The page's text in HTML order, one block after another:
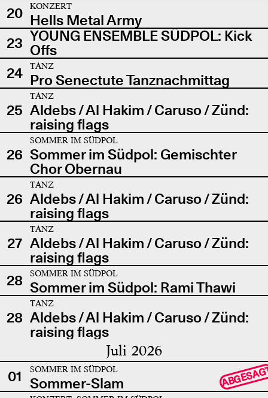
20
KONZERT
Hells Metal Army
23 YOUNG ENSEMBLE SÜDPOL: Kick
Offs
24
TANZ
Pro Senectute Tanznachmittag
25
TANZ
Aldebs / Al Hakim / Caruso / Zünd:
raising flags
26
SOMMER IM SÜDPOL
Sommer im Südpol: Gemischter
Chor Obernau
26
TANZ
Aldebs / Al Hakim / Caruso / Zünd:
raising flags
27
TANZ
Aldebs / Al Hakim / Caruso / Zünd:
raising flags
28
SOMMER IM SÜDPOL
Sommer im Südpol: Rami Thawi
28
TANZ
Aldebs / Al Hakim / Caruso / Zünd:
raising flags
Juli 2026
01 SOMMER IM SÜDPOL
Sommer-Slam